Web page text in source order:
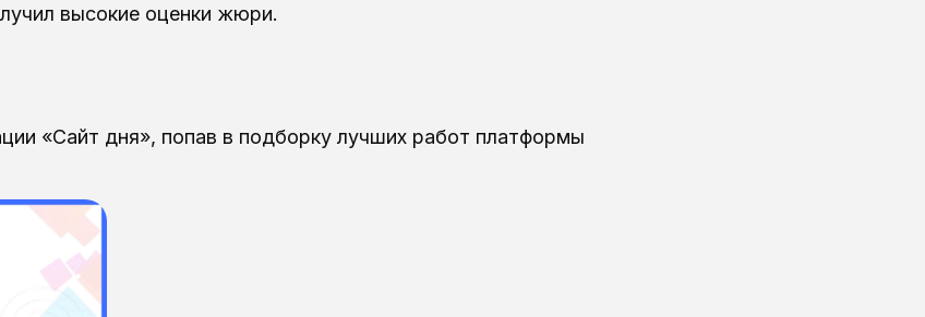
высокие оценки жюри.
«Сайт дня», попав в подборку лучших работ платформы